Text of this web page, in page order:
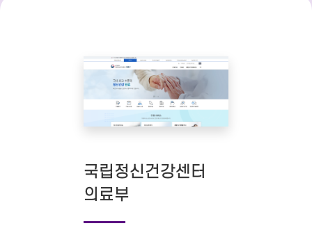
국립정신건강센터
의료부